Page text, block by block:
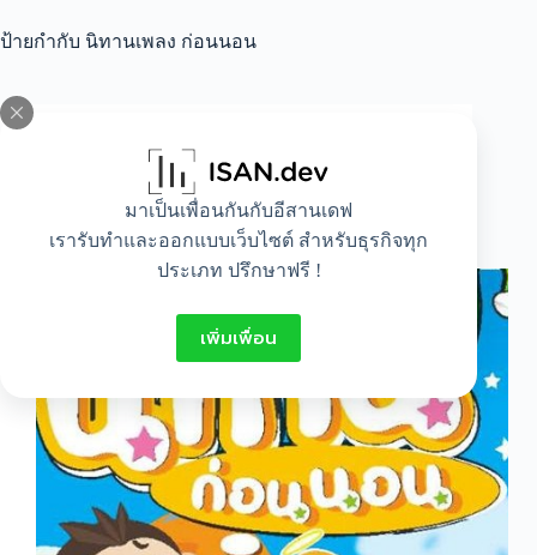
มาเป็นเพื่อนกันกับอีสานเดฟ
เรารับทำและออกแบบเว็บไซต์ สำหรับธุรกิจทุก
ประเภท ปรึกษาฟรี !
เพิ่มเพื่อน
ป้ายกำกับ นิทานเพลง ก่อนนอน
Lifestyle
นิทานก่อนนอน สั้นๆ สำหรับเด็ก พร้อมภาพ
ประกอบ